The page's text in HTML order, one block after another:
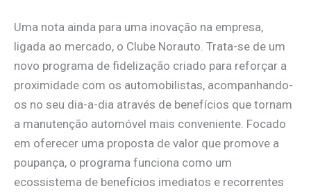
Uma nota ainda para uma inovação na empresa,
ligada ao mercado, o Clube Norauto. Trata-se de um
novo programa de fidelização criado para reforçar a
proximidade com os automobilistas, acompanhando-
os no seu dia-a-dia através de benefícios que tornam
a manutenção automóvel mais conveniente. Focado
em oferecer uma proposta de valor que promove a
poupança, o programa funciona como um
ecossistema de benefícios imediatos e recorrentes